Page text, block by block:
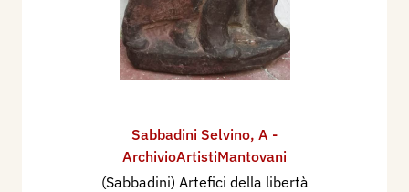
Sabbadini Selvino, A -
ArchivioArtistiMantovani
(Sabbadini) Artefici della libertà